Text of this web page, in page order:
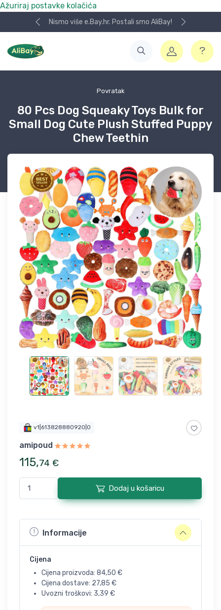
Ažuriraj postavke kolačića
Nismo više e.Bay.hr. Postali smo AliBay!
Povratak
80 Pcs Dog Squeaky Toys Bulk for
Small Dog Cute Plush Stuffed Puppy
Chew Teethin
v1|613828880920|0
amipoud
115,74 €
Dodaj u košaricu
Informacije
Cijena
Cijena proizvoda: 84,50 €
Cijena dostave: 27,85 €
Uvozni troškovi: 3,39 €